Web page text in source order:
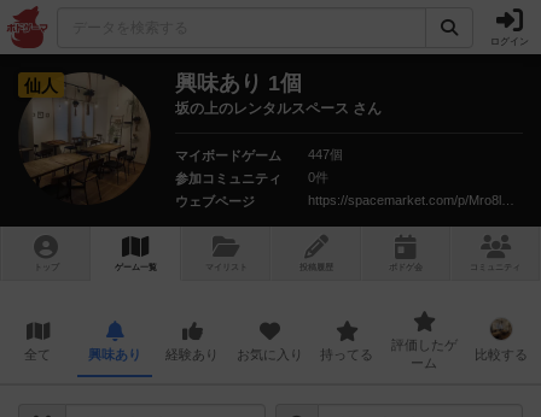
ログイン
仙人 興味あり 1個
坂の上のレンタルスペース さん
マイボードゲーム
447個
参加コミュニティ
0件
ウェブページ
トップ ゲーム一覧 マイリスト 投稿履歴 ボ ドゲ コミュニティ
全て 興味あり 経験あり お気に入り 持ってる
評価したゲ
ーム
比較する